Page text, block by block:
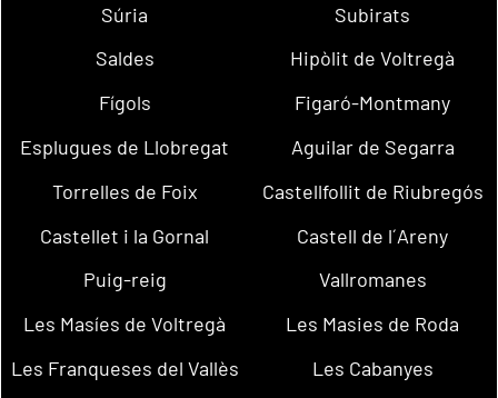
Súria
Subirats
Saldes
Hipòlit de Voltregà
Fígols
Figaró-Montmany
Esplugues de Llobregat
Aguilar de Segarra
Torrelles de Foix
Castellfollit de Riubregós
Castellet i la Gornal
Castell de l´Areny
Puig-reig
Vallromanes
Les Masíes de Voltregà
Les Masies de Roda
Les Franqueses del Vallès
Les Cabanyes